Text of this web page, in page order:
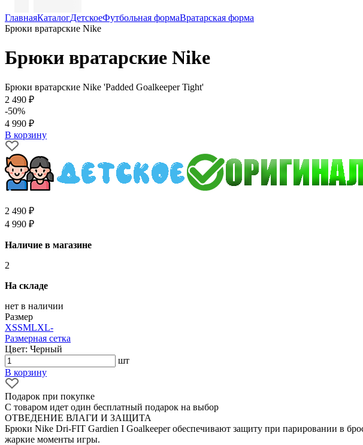
ГлавнаяКаталогДетскоеФутбольная формаВратарская форма
Брюки вратарские Nike
Брюки вратарские Nike
Брюки вратарские Nike 'Padded Goalkeeper Tight'
2 490 ₽
-50%
4 990 ₽
В корзину
2 490 ₽
4 990 ₽
Наличие в магазине
2
На складе
нет в наличии
Размер
XSSMLXL-
Размерная сетка
Цвет: Черный
шт
В корзину
Подарок при покупке
С товаром идет один бесплатный подарок на выбор
ОТВЕДЕНИЕ ВЛАГИ И ЗАЩИТА
Брюки Nike Dri-FIT Gardien I Goalkeeper обеспечивают защиту при парировании в
жаркие моменты игры.